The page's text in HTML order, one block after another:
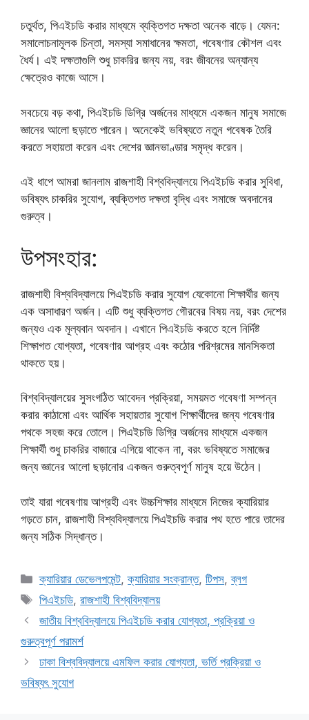
চতুর্থত, পিএইচডি করার মাধ্যমে ব্যক্তিগত দক্ষতা অনেক বাড়ে। যেমন:
সমালোচনামূলক চিন্তা, সমস্যা সমাধানের ক্ষমতা, গবেষণার কৌশল এবং
ধৈর্য। এই দক্ষতাগুলি শুধু চাকরির জন্য নয়, বরং জীবনের অন্যান্য
ক্ষেত্রেও কাজে আসে।
সবচেয়ে বড় কথা, পিএইচডি ডিগ্রি অর্জনের মাধ্যমে একজন মানুষ সমাজে
জ্ঞানের আলো ছড়াতে পারেন। অনেকেই ভবিষ্যতে নতুন গবেষক তৈরি
করতে সহায়তা করেন এবং দেশের জ্ঞানভাণ্ডার সমৃদ্ধ করেন।
এই ধাপে আমরা জানলাম রাজশাহী বিশ্ববিদ্যালয়ে পিএইচডি করার সুবিধা,
ভবিষ্যৎ চাকরির সুযোগ, ব্যক্তিগত দক্ষতা বৃদ্ধি এবং সমাজে অবদানের
গুরুত্ব।
উপসংহার:
রাজশাহী বিশ্ববিদ্যালয়ে পিএইচডি করার সুযোগ যেকোনো শিক্ষার্থীর জন্য
এক অসাধারণ অর্জন। এটি শুধু ব্যক্তিগত গৌরবের বিষয় নয়, বরং দেশের
জন্যও এক মূল্যবান অবদান। এখানে পিএইচডি করতে হলে নির্দিষ্ট
শিক্ষাগত যোগ্যতা, গবেষণার আগ্রহ এবং কঠোর পরিশ্রমের মানসিকতা
থাকতে হয়।
বিশ্ববিদ্যালয়ের সুসংগঠিত আবেদন প্রক্রিয়া, সময়মত গবেষণা সম্পন্ন
করার কাঠামো এবং আর্থিক সহায়তার সুযোগ শিক্ষার্থীদের জন্য গবেষণার
পথকে সহজ করে তোলে। পিএইচডি ডিগ্রি অর্জনের মাধ্যমে একজন
শিক্ষার্থী শুধু চাকরির বাজারে এগিয়ে থাকেন না, বরং ভবিষ্যতে সমাজের
জন্য জ্ঞানের আলো ছড়ানোর একজন গুরুত্বপূর্ণ মানুষ হয়ে উঠেন।
তাই যারা গবেষণায় আগ্রহী এবং উচ্চশিক্ষার মাধ্যমে নিজের ক্যারিয়ার
গড়তে চান, রাজশাহী বিশ্ববিদ্যালয়ে পিএইচডি করার পথ হতে পারে তাদের
জন্য সঠিক সিদ্ধান্ত।
Categories
ক্যারিয়ার ডেভেলপমেন্ট,ক্যারিয়ার সংক্রান্ত,টিপস,ব্লগ
Tags
পিএইচডি,রাজশাহী বিশ্ববিদ্যালয়
জাতীয় বিশ্ববিদ্যালয়ে পিএইচডি করার যোগ্যতা, প্রক্রিয়া ও
গুরুত্বপূর্ণ পরামর্শ
ঢাকা বিশ্ববিদ্যালয়ে এমফিল করার যোগ্যতা, ভর্তি প্রক্রিয়া ও
ভবিষ্যৎ সুযোগ